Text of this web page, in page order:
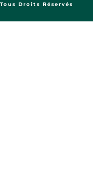
Droits Réservés